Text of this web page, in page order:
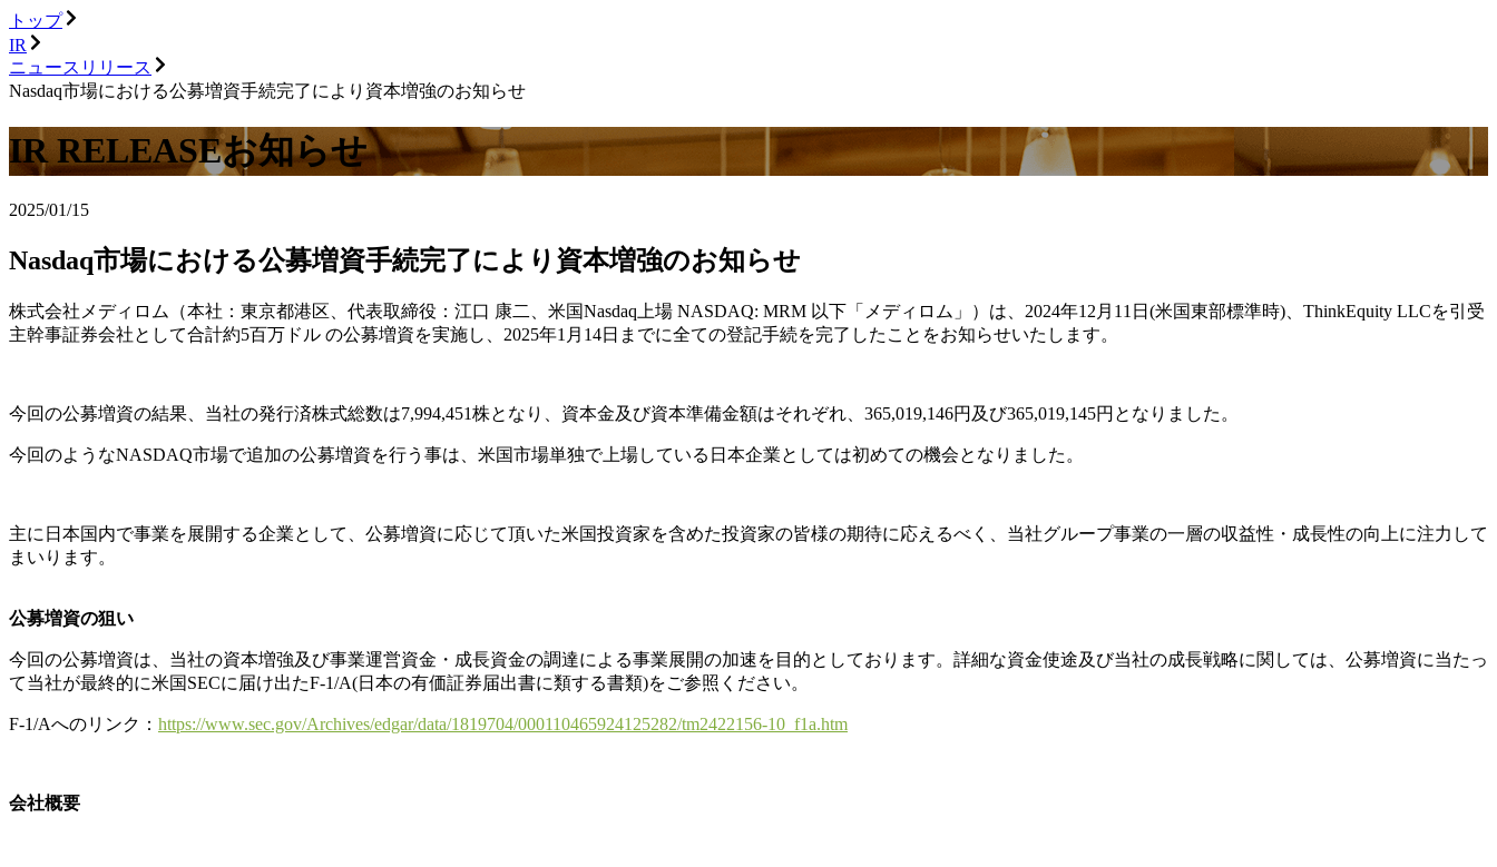
トップ
IR
ニュースリリース
Nasdaq市場における公募増資手続完了により資本増強のお知らせ
IR RELEASEお知らせ
2025/01/15
Nasdaq市場における公募増資手続完了により資本増強のお知らせ
株式会社メディロム（本社：東京都港区、代表取締役：江口 康二、米国Nasdaq上場 NASDAQ: MRM 以下「メディロム」）は、2024年12月11日(米国東部標準時)、ThinkEquity LLCを引受
主幹事証券会社として合計約5百万ドル の公募増資を実施し、2025年1月14日までに全ての登記手続を完了したことをお知らせいたします。
今回の公募増資の結果、当社の発行済株式総数は7,994,451株となり、資本金及び資本準備金額はそれぞれ、365,019,146円及び365,019,145円となりました。
今回のようなNASDAQ市場で追加の公募増資を行う事は、米国市場単独で上場している日本企業としては初めての機会となりました。
主に日本国内で事業を展開する企業として、公募増資に応じて頂いた米国投資家を含めた投資家の皆様の期待に応えるべく、当社グループ事業の一層の収益性・成長性の向上に注力して
まいります。
公募増資の狙い
今回の公募増資は、当社の資本増強及び事業運営資金・成長資金の調達による事業展開の加速を目的としております。詳細な資金使途及び当社の成長戦略に関しては、公募増資に当たっ
て当社が最終的に米国SECに届け出たF-1/A(日本の有価証券届出書に類する書類)をご参照ください。
F-1/Aへのリンク： https://www.sec.gov/Archives/edgar/data/1819704/000110465924125282/tm2422156-10_f1a.htm
会社概要